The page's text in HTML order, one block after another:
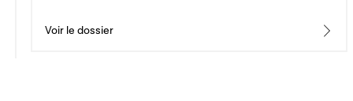
Voir le dossier